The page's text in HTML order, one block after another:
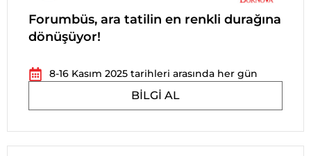
Forumbüs, ara tatilin en renkli durağına
dönüşüyor!
8-16 Kasım 2025 tarihleri arasında her gün
BILGI AL